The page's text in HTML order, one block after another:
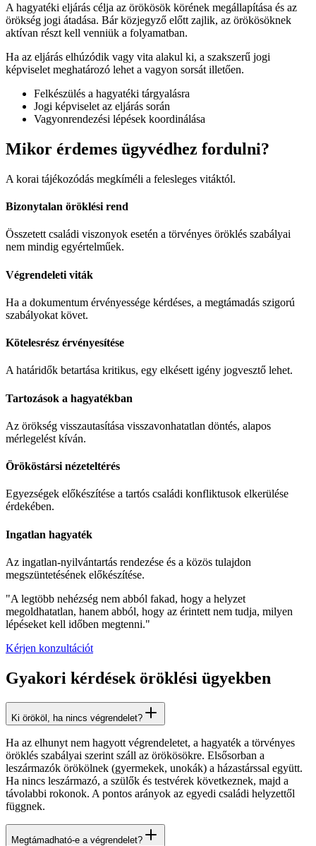
A hagyatéki eljárás célja az örökösök körének megállapítása és az
örökség jogi átadása. Bár közjegyző előtt zajlik, az örökösöknek
aktívan részt kell venniük a folyamatban.
Ha az eljárás elhúzódik vagy vita alakul ki, a szakszerű jogi
képviselet meghatározó lehet a vagyon sorsát illetően.
Felkészülés a hagyatéki tárgyalásra
Jogi képviselet az eljárás során
Vagyonrendezési lépések koordinálása
Mikor érdemes ügyvédhez fordulni?
A korai tájékozódás megkíméli a felesleges vitáktól.
Bizonytalan öröklési rend
Összetett családi viszonyok esetén a törvényes öröklés szabályai
nem mindig egyértelműek.
Végrendeleti viták
Ha a dokumentum érvényessége kérdéses, a megtámadás szigorú
szabályokat követ.
Kötelesrész érvényesítése
A határidők betartása kritikus, egy elkésett igény jogvesztő lehet.
Tartozások a hagyatékban
Az örökség visszautasítása visszavonhatatlan döntés, alapos
mérlegelést kíván.
Örököstársi nézeteltérés
Egyezségek előkészítése a tartós családi konfliktusok elkerülése
érdekében.
Ingatlan hagyaték
Az ingatlan-nyilvántartás rendezése és a közös tulajdon
megszüntetésének előkészítése.
"A legtöbb nehézség nem abból fakad, hogy a helyzet
megoldhatatlan, hanem abból, hogy az érintett nem tudja, milyen
lépéseket kell időben megtenni."
Kérjen konzultációt
Gyakori kérdések öröklési ügyekben
Ki örököl, ha nincs végrendelet?
Ha az elhunyt nem hagyott végrendeletet, a hagyaték a törvényes
öröklés szabályai szerint száll az örökösökre. Elsősorban a
leszármazók örökölnek (gyermekek, unokák) a házastárssal együtt.
Ha nincs leszármazó, a szülők és testvérek következnek, majd a
távolabbi rokonok. A pontos arányok az egyedi családi helyzettől
függnek.
Megtámadható-e a végrendelet?